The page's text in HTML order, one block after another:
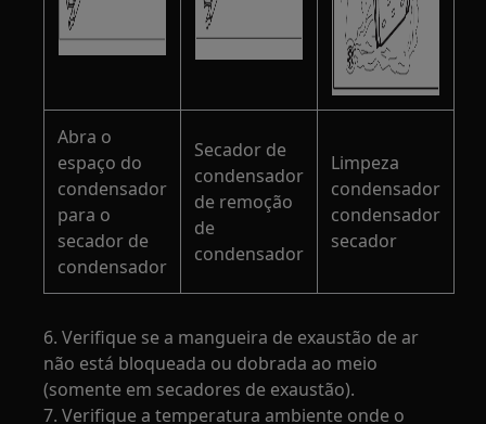
Abra o
espaço do
condensador
para o
secador de
condensador
Secador de
condensador
de remoção
de
condensador
Limpeza
condensador
condensador
secador
6. Verifique se a mangueira de exaustão de ar
não está bloqueada ou dobrada ao meio
(somente em secadores de exaustão).
7. Verifique a temperatura ambiente onde o